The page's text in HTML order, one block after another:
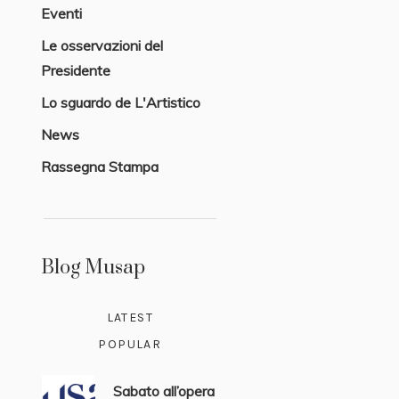
Eventi
Le osservazioni del
Presidente
Lo sguardo de L'Artistico
News
Rassegna Stampa
Blog Musap
LATEST
POPULAR
Sabato all’opera